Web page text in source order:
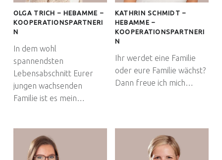
OLGA TRICH – HEBAMME –
KOOPERATIONSPARTNERI
N
In dem wohl
spannendsten
Lebensabschnitt Eurer
jungen wachsenden
Familie ist es mein…
KATHRIN SCHMIDT –
HEBAMME –
KOOPERATIONSPARTNERI
N
Ihr werdet eine Familie
oder eure Familie wächst?
Dann freue ich mich…